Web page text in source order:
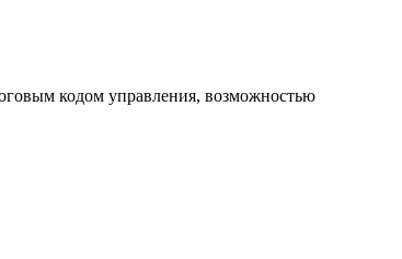
кодом управления, возможностью